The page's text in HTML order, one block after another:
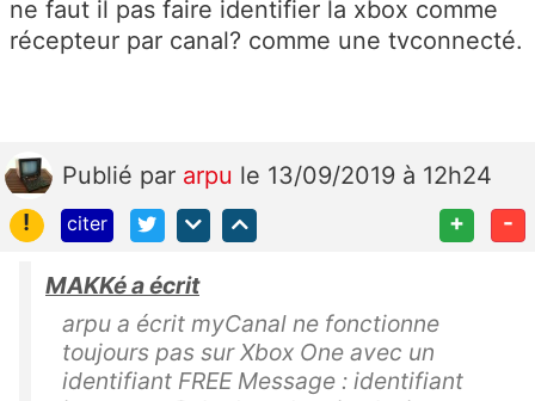
ne faut il pas faire identifier la xbox comme
récepteur par canal? comme une tvconnecté.
Publié par arpu le 13/09/2019 à 12h24
!
citer + -
MAKKé a écrit
arpu a écrit myCanal ne fonctionne
toujours pas sur Xbox One avec un
identifiant FREE Message : identifiant